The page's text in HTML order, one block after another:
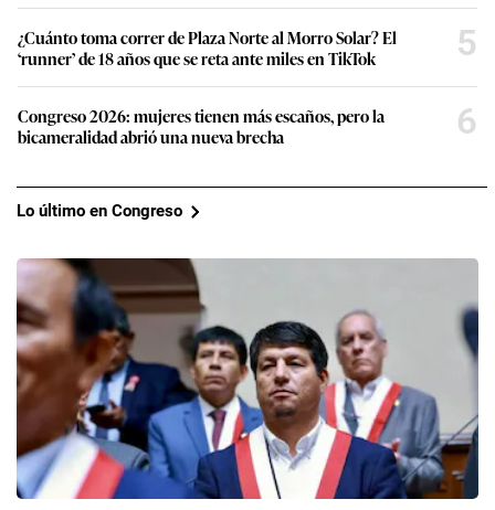
¿Cuánto toma correr de Plaza Norte al Morro Solar? El
‘runner’ de 18 años que se reta ante miles en TikTok
5
Congreso 2026: mujeres tienen más escaños, pero la
bicameralidad abrió una nueva brecha
6
Lo último en Congreso